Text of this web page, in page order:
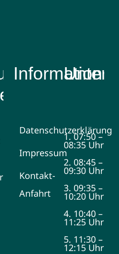
Information
Datenschutzerklärung
Impressum
Kontakt-
Anfahrt
1. 07:50 –
08:35 Uhr
2. 08:45 –
09:30 Uhr
3. 09:35 –
10:20 Uhr
4. 10:40 –
11:25 Uhr
5. 11:30 –
12:15 Uhr